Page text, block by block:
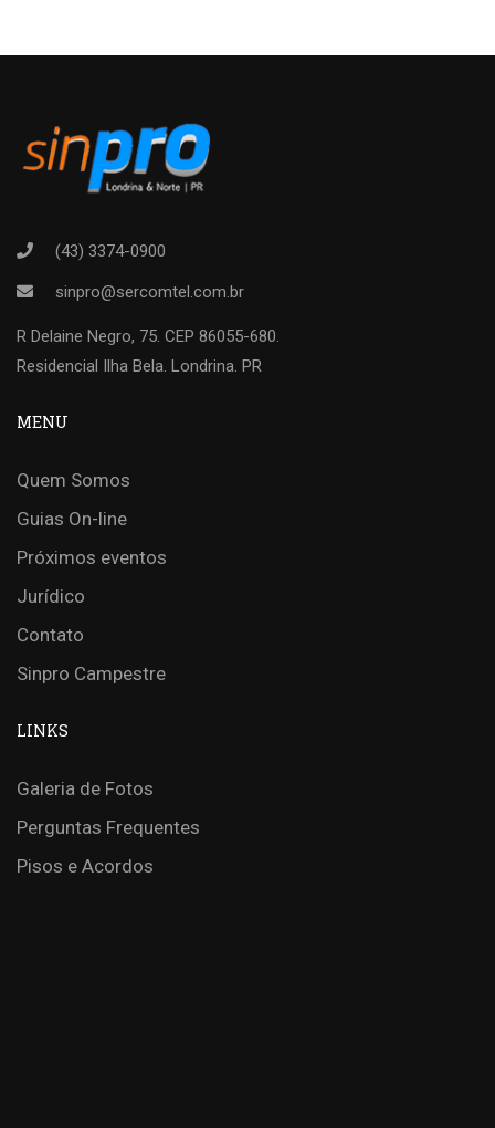
(43) 3374-0900
sinpro@sercomtel.com.br
R Delaine Negro, 75. CEP 86055-680.
Residencial Ilha Bela. Londrina. PR
MENU
Quem Somos
Guias On-line
Próximos eventos
Jurídico
Contato
Sinpro Campestre
LINKS
Galeria de Fotos
Perguntas Frequentes
Pisos e Acordos